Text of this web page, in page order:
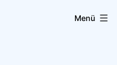
Menü